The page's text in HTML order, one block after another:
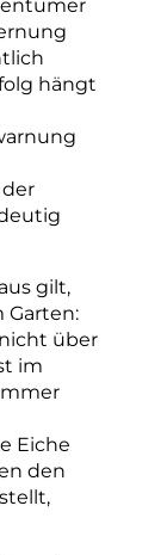
hängt
gilt,
Garten:
über
im
Eiche
den